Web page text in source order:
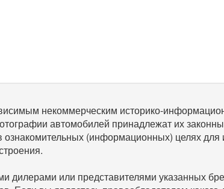
некоммерческим историко-
автомобилей принадлежат их
ознакомительных (информационных) целях
или представителями указанных